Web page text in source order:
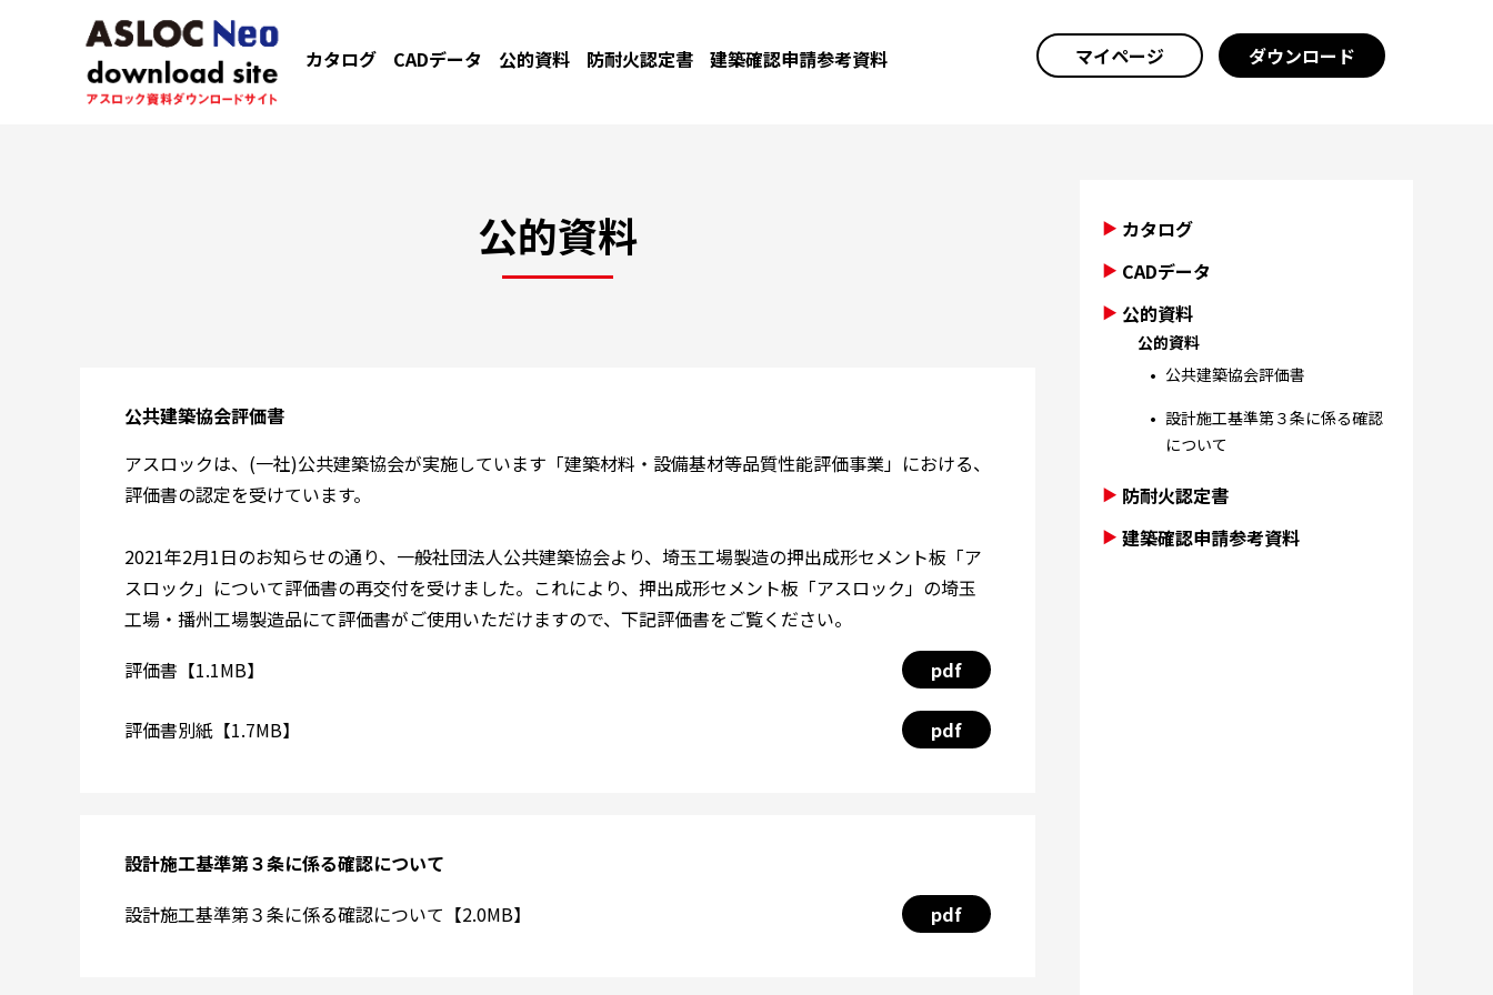
カタログ CADデータ 公的資料 防耐火認定書 建築確認申請参考資料 マイページ ダウンロード
公的資料
公共建築協会評価書
アスロックは、(一社)公共建築協会が実施しています「建築材料・設備基材等品質性能評価事業」における、
評価書の認定を受けています。
2021年2月1日のお知らせの通り、一般社団法人公共建築協会より、埼玉工場製造の押出成形セメント板「ア
スロック」について評価書の再交付を受けました。これにより、押出成形セメント板「アスロック」の埼玉
工場・播州工場製造品にて評価書がご使用いただけますので、下記評価書をご覧ください。
評価書【1.1MB】
pdf
評価書別紙【1.7MB】 pdf
設計施工基準第３条に係る確認について
設計施工基準第３条に係る確認について【2.0MB】
pdf
カタログ
CADデータ
公的資料
公的資料
公共建築協会評価書
設計施工基準第３条に係る確認
について
防耐火認定書
建築確認申請参考資料